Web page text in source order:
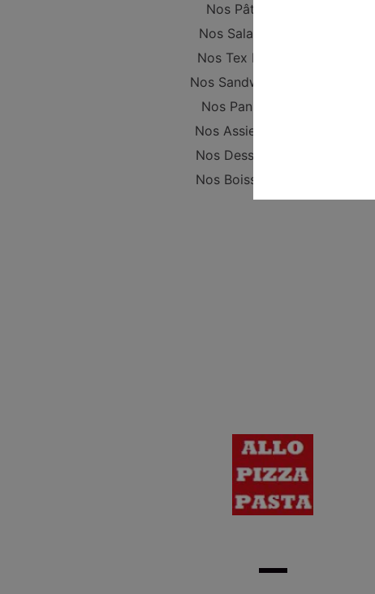
Nos Pâtes
Nos Salades
Nos Tex Mex
Nos Sandwichs
Nos Paninis
Nos Assiettes
Nos Desserts
Nos Boissons